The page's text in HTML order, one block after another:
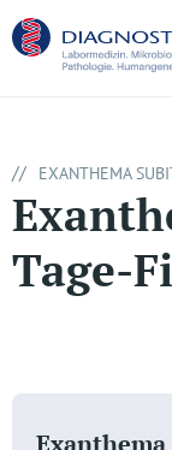
// EXANTHEMA
Tage-